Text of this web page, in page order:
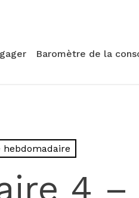
Baromètre de la
hebdomadaire
4